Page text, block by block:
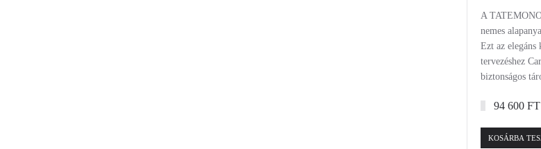
A
nemes
Ezt az elegáns
tervezéshez
biztonságos
94 600 FT
KOSÁRBA